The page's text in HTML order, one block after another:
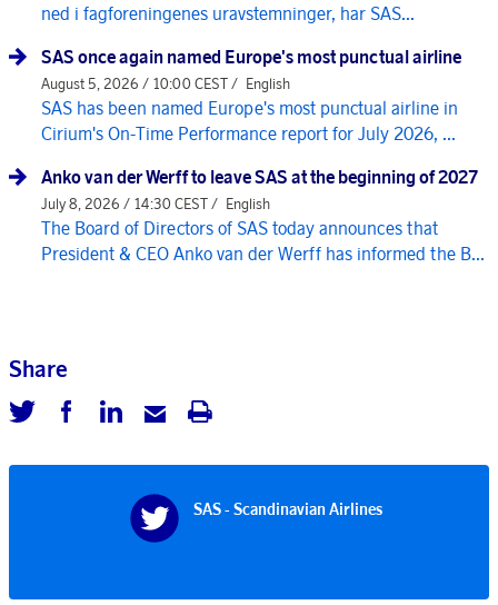
ned i fagforeningenes uravstemninger, har SAS...
SAS once again named Europe's most punctual airline
August 5, 2026 / 10:00 CEST / English
SAS has been named Europe's most punctual airline in
Cirium's On-Time Performance report for July 2026, ...
Anko van der Werff to leave SAS at the beginning of 2027
July 8, 2026 / 14:30 CEST / English
The Board of Directors of SAS today announces that
President & CEO Anko van der Werff has informed the B...
Share
SAS - Scandinavian Airlines